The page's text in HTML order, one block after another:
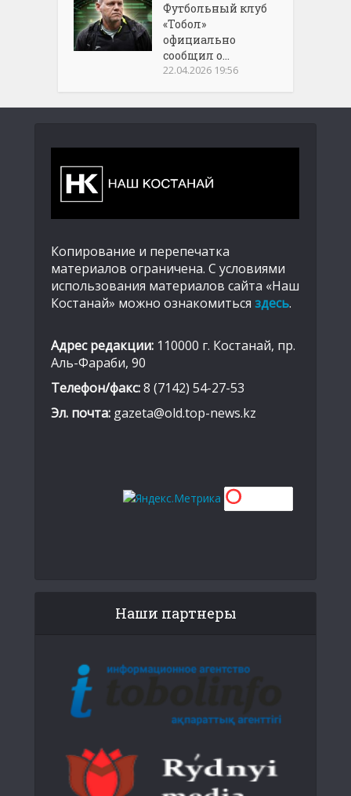
Футбольный клуб
«Тобол»
официально
сообщил о...
22.04.2026 19:56
Копирование и перепечатка
материалов ограничена. С условиями
использования материалов сайта «Наш
Костанай» можно ознакомиться здесь.
Адрес редакции: 110000 г. Костанай, пр.
Аль-Фараби, 90
Телефон/факс:8 (7142) 54-27-53
Эл. почта: gazeta@old.top-news.kz
Наши партнеры